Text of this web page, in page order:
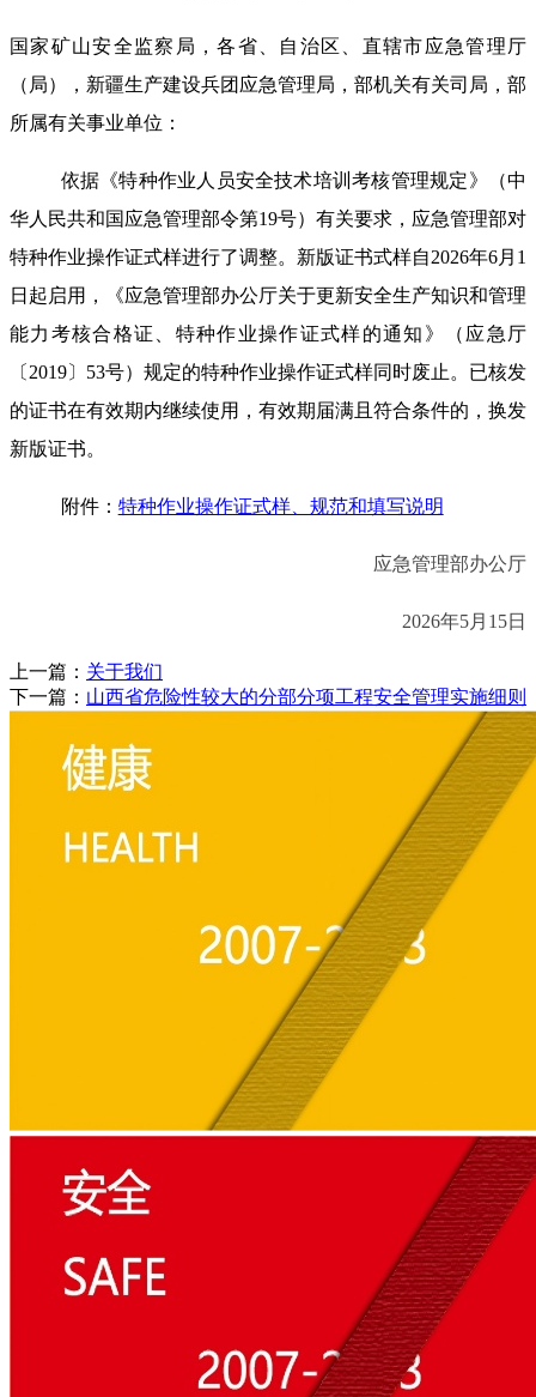
国家矿山安全监察局，各省、自治区、直辖市应急管理厅
（局），新疆生产建设兵团应急管理局，部机关有关司局，部
所属有关事业单位：
依据《特种作业人员安全技术培训考核管理规定》（中
华人民共和国应急管理部令第19号）有关要求，应急管理部对
特种作业操作证式样进行了调整。新版证书式样自2026年6月1
日起启用，《应急管理部办公厅关于更新安全生产知识和管理
能力考核合格证、特种作业操作证式样的通知》（应急厅
〔2019〕53号）规定的特种作业操作证式样同时废止。已核发
的证书在有效期内继续使用，有效期届满且符合条件的，换发
新版证书。
附件： 特种作业操作证式样、规范和填写说明
应急管理部办公厅
2026年5月15日
上一篇： 关于我们
下一篇： 山西省危险性较大的分部分项工程安全管理实施细则